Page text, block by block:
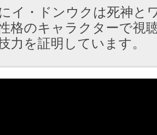
イ・ドンウクは死神と
格のキャラクターで視
力を証明しています。